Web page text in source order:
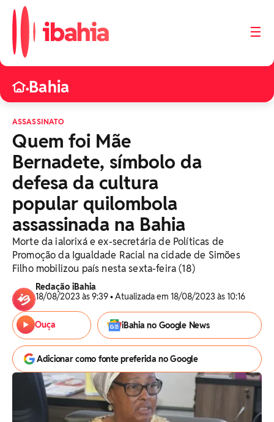
☰
•Bahia
ASSASSINATO
Quem foi Mãe
Bernadete, símbolo da
defesa da cultura
popular quilombola
assassinada na Bahia
Morte da ialorixá e ex-secretária de Políticas de
Promoção da Igualdade Racial na cidade de Simões
Filho mobilizou país nesta sexta-feira (18)
Redação iBahia
18/08/2023 às 9:39 • Atualizada em 18/08/2023 às 10:16
Ouça iBahia no Google News
Adicionar como fonte preferida no Google